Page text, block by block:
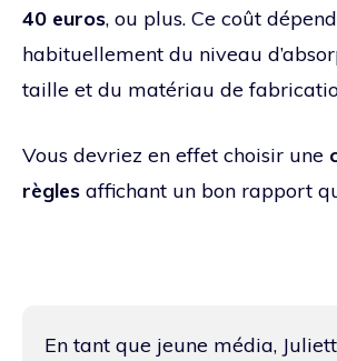
40 euros, ou plus. Ce coût dépend
habituellement du niveau
taille et du matériau de
Vous devriez en effet choisir une
règles affichant un bon rapport
En tant que jeune média,